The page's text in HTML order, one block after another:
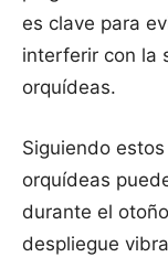
es clave para
interferir con la
orquídeas.
Siguiendo
orquídeas
durante el
despliegue